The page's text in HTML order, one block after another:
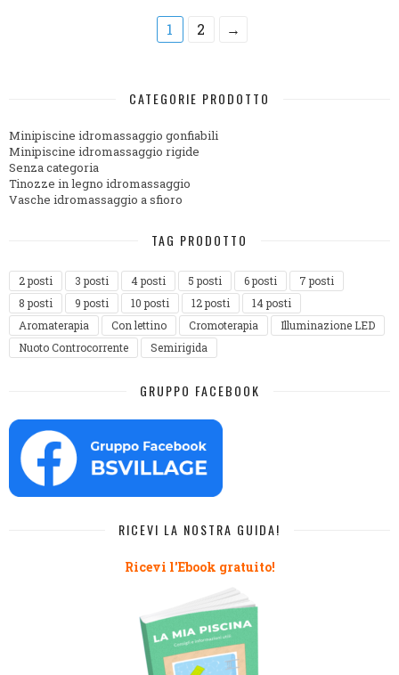
1 2 →
CATEGORIE PRODOTTO
Minipiscine idromassaggio gonfiabili
Minipiscine idromassaggio rigide
Senza categoria
Tinozze in legno idromassaggio
Vasche idromassaggio a sfioro
TAG PRODOTTO
2 posti 3 posti 4 posti 5 posti 6 posti
7 posti
8 posti
9 posti 10 posti 12 posti
14 posti
Aromaterapia
Con lettino Cromoterapia
Illuminazione LED
Nuoto Controcorrente
Semirigida
GRUPPO FACEBOOK
RICEVI LA NOSTRA GUIDA!
Ricevi l'Ebook gratuito!